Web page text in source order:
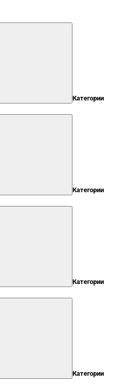
Категории
Категории
Категории
Категории